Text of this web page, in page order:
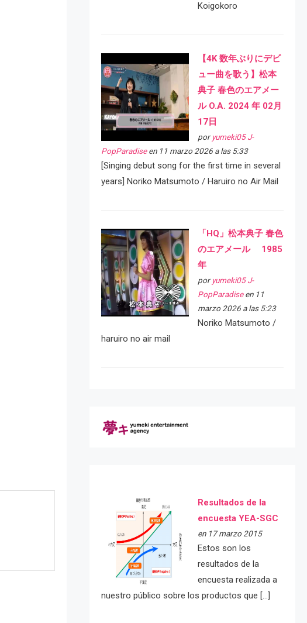
Koigokoro
【4K 数年ぶりにデビ
ュー曲を歌う】松本
典子 春色のエアメー
ル O.A. 2024 年 02月
17日
por yumeki05 J-
PopParadiseen 11 marzo 2026 a las 5:33
[Singing debut song for the first time in several
years] Noriko Matsumoto / Haruiro no Air Mail
「HQ」松本典子 春色
のエアメール 1985
年
por yumeki05 J-
PopParadiseen 11
marzo 2026 a las 5:23
Noriko Matsumoto /
haruiro no air mail
Resultados de la
encuesta YEA-SGC
en 17 marzo 2015
Estos son los
resultados de la
encuesta realizada a
nuestro público sobre los productos que […]